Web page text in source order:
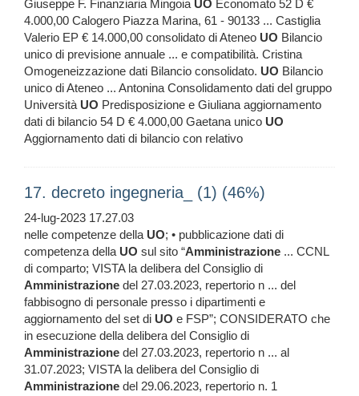
Giuseppe F. Finanziaria Mingoia UO Economato 52 D €
4.000,00 Calogero Piazza Marina, 61 - 90133 ... Castiglia
Valerio EP € 14.000,00 consolidato di Ateneo UO Bilancio
unico di previsione annuale ... e compatibilità. Cristina
Omogeneizzazione dati Bilancio consolidato. UO Bilancio
unico di Ateneo ... Antonina Consolidamento dati del gruppo
Università UO Predisposizione e Giuliana aggiornamento
dati di bilancio 54 D € 4.000,00 Gaetana unico UO
Aggiornamento dati di bilancio con relativo
17. decreto ingegneria_ (1) (46%)
24-lug-2023 17.27.03
nelle competenze della UO; • pubblicazione dati di
competenza della UO sul sito “Amministrazione ... CCNL
di comparto; VISTA la delibera del Consiglio di
Amministrazione del 27.03.2023, repertorio n ... del
fabbisogno di personale presso i dipartimenti e
aggiornamento del set di UO e FSP”; CONSIDERATO che
in esecuzione della delibera del Consiglio di
Amministrazione del 27.03.2023, repertorio n ... al
31.07.2023; VISTA la delibera del Consiglio di
Amministrazione del 29.06.2023, repertorio n. 1